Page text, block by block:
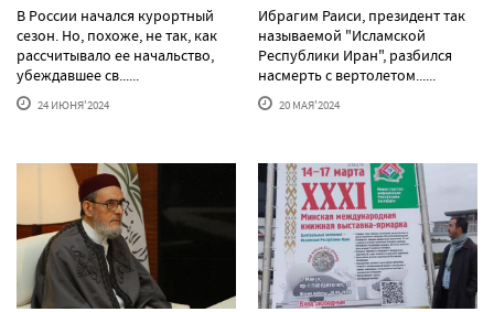
В России начался курортный
сезон. Но, похоже, не так, как
рассчитывало ее начальство,
убеждавшее св......
24 ИЮНЯ'2024
Ибрагим Раиси, президент так
называемой "Исламской
Республики Иран", разбился
насмерть с вертолетом......
20 МАЯ'2024